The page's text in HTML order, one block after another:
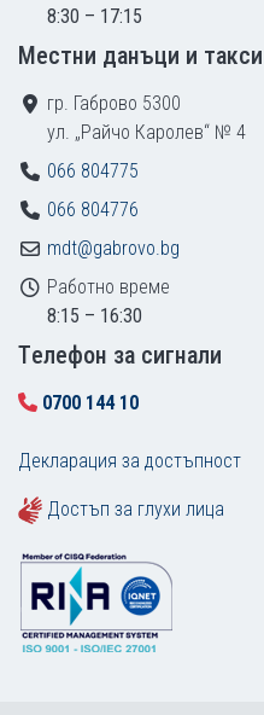
8:30 – 17:15
Местни данъци и такси
гр. Габрово 5300
ул. „Райчо Каролев“ № 4
066 804775
066 804776
mdt@gabrovo.bg
Работно време
8:15 – 16:30
Tелефон за сигнали
0700 144 10
Декларация за достъпност
Достъп за глухи лица